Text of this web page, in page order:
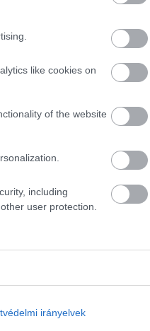
like cookies on
of the website
including
user protection.
irányelvek
volna fel,
Ezen a ponton a
okozó
ember vagy
is olyan részei,
Consulting Group
még megismert,
és társadalmi vitára
menedzser.